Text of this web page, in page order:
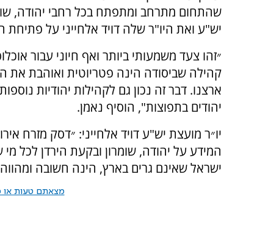
שהתחום מתרחב ומתפתח בכל רחבי יהודה,
יש"ע ואת היו"ר שלה דויד אלחייני על
״זהו צעד משמעותי ביותר ואף חיוני עבור
קהילה שביסודה הינה פטריוטית ואוהבת את
ארצנו. דבר זה נכון גם לקהילות יהודיות
יהודים בתפוצות", הוסיף נאמן.
יו״ר מועצת יש"ע דויד אלחייני: ״דסק מזרח
המידע על יהודה, שומרון ובקעת הירדן לכל
ישראל שאינם גרים בארץ, הינה חשובה
מצאתם טעות או